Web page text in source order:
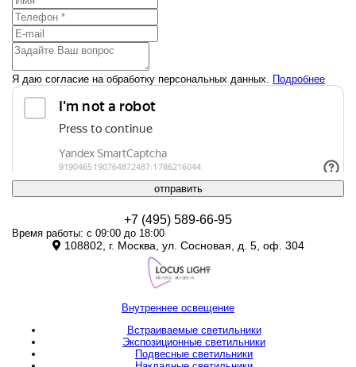
Я даю согласие на обработку персональных данных. Подробнее
отправить
+7 (495) 589-66-95
Время работы: с 09:00 до 18:00
108802, г. Москва, ул. Сосновая, д. 5, оф. 304
Внутреннее освещение
Встраиваемые светильники
Экспозиционные светильники
Подвесные светильники